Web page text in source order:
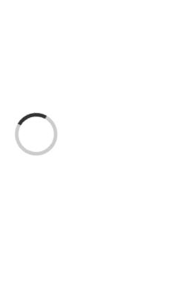
Loading...